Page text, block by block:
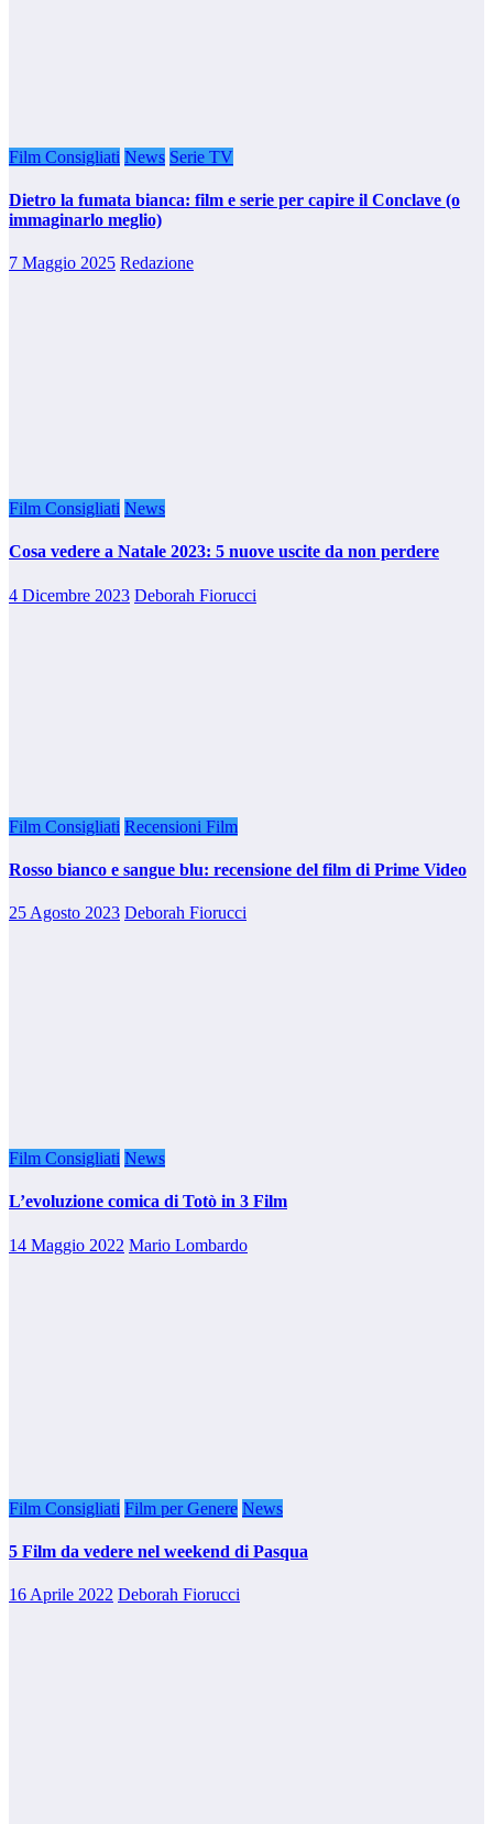
Film Consigliati News Serie TV
Dietro la fumata bianca: film e serie per capire il Conclave (o
immaginarlo meglio)
7 Maggio 2025 Redazione
Film Consigliati News
Cosa vedere a Natale 2023: 5 nuove uscite da non perdere
4 Dicembre 2023 Deborah Fiorucci
Film Consigliati Recensioni Film
Rosso bianco e sangue blu: recensione del film di Prime Video
25 Agosto 2023 Deborah Fiorucci
Film Consigliati News
L’evoluzione comica di Totò in 3 Film
14 Maggio 2022 Mario Lombardo
Film Consigliati Film per Genere News
5 Film da vedere nel weekend di Pasqua
16 Aprile 2022 Deborah Fiorucci